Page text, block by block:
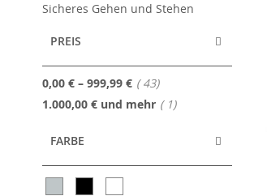
Sicheres Gehen und Stehen
PREIS
0,00 € – 999,99 € 43Artikel
1.000,00 € und mehr 1Artikel
FARBE